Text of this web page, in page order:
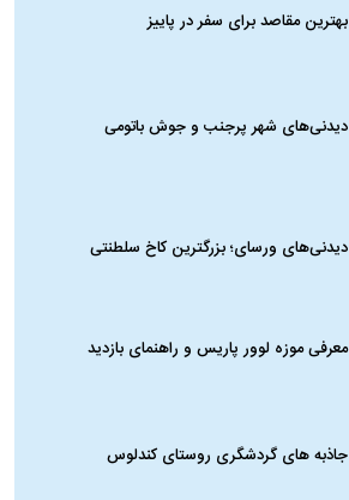
بهترین مقاصد برای سفر در پاییز
دیدنی‌های شهر پرجنب و جوش باتومی
دیدنی‌های ورسای؛ بزرگترین کاخ سلطنتی
معرفی موزه لوور پاریس و راهنمای بازدید
جاذبه های گردشگری روستای کندلوس